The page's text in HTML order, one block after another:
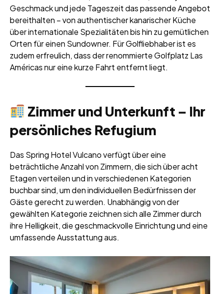
Geschmack und jede Tageszeit das passende Angebot
bereithalten – von authentischer kanarischer Küche
über internationale Spezialitäten bis hin zu gemütlichen
Orten für einen Sundowner. Für Golfliebhaber ist es
zudem erfreulich, dass der renommierte Golfplatz Las
Américas nur eine kurze Fahrt entfernt liegt.
Zimmer und Unterkunft – Ihr
persönliches Refugium
Das Spring Hotel Vulcano verfügt über eine
beträchtliche Anzahl von Zimmern, die sich über acht
Etagen verteilen und in verschiedenen Kategorien
buchbar sind, um den individuellen Bedürfnissen der
Gäste gerecht zu werden. Unabhängig von der
gewählten Kategorie zeichnen sich alle Zimmer durch
ihre Helligkeit, die geschmackvolle Einrichtung und eine
umfassende Ausstattung aus.